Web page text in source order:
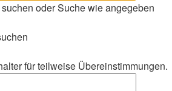
oder Suche wie angegeben
für teilweise Übereinstimmungen.